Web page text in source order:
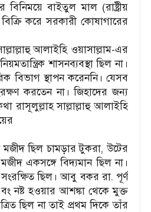
বাইতুল মাল (রাষ্ট্রীয়
করে সরকারী কোষাগারের
আলাইহি ওয়াসাল্লাম-এর
শাসনব্যবস্থা ছিল না।
বিভাগ স্থাপন করেননি। যেসব
করতেন না। জিহাদের জন্য
সাল্লাল্লাহু আলাইহি
ছিল চামড়ার টুকরা, উটের
একসঙ্গে বিদ্যমান ছিল না।
ছিল। আবু বকর রা. পূর্ণ
নষ্ট হওয়ার আশঙ্কা থেকে মুক্ত
ছিল না তাই প্রথম দিকে তাঁর